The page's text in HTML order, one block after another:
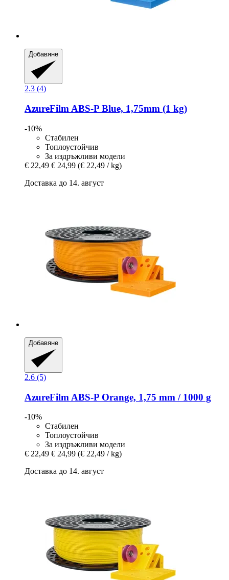
Добавяне
2.3 (4)
AzureFilm ABS-​P Blue, 1,75mm (1 kg)
-10%
Стабилен
Топлоустойчив
За издръжливи модели
€ 22,49 € 24,99 (€ 22,49 / kg)
Доставка до 14. август
Добавяне
2.6 (5)
AzureFilm ABS-​P Orange, 1,75 mm / 1000 g
-10%
Стабилен
Топлоустойчив
За издръжливи модели
€ 22,49 € 24,99 (€ 22,49 / kg)
Доставка до 14. август